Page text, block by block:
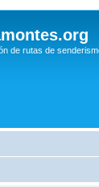
de rutas de